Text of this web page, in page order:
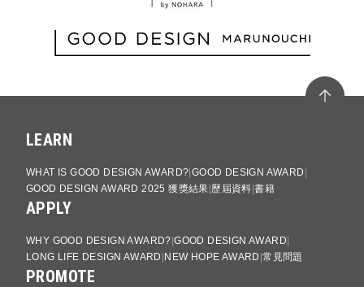
LEARN
WHAT IS GOOD DESIGN AWARD? GOOD DESIGN AWARD
GOOD DESIGN AWARD 2025 獲獎結果 歷屆資料 書籍
APPLY
WHY GOOD DESIGN AWARD? GOOD DESIGN AWARD
LONG LIFE DESIGN AWARD NEW HOPE AWARD 常見問題
PROMOTE